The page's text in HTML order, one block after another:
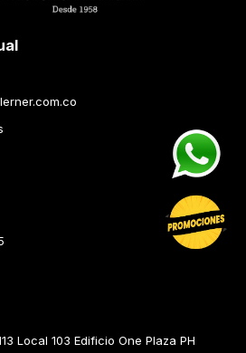
Local 103 Edificio One Plaza PH